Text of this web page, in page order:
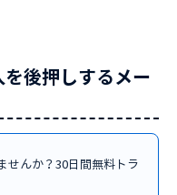
後押しするメー
せんか？30日間無料トラ